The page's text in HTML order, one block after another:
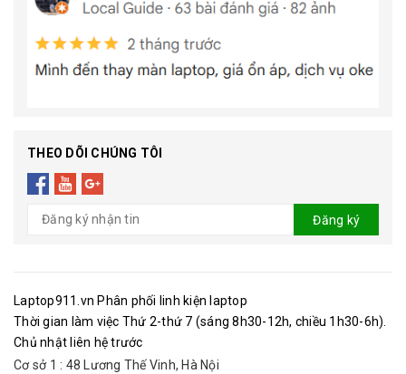
THEO DÕI CHÚNG TÔI
Đăng ký
Laptop911.vn Phân phối linh kiện laptop
Thời gian làm việc Thứ 2-thứ 7 (sáng 8h30-12h, chiều 1h30-6h).
Chủ nhật liên hệ trước
Cơ sở 1 : 48 Lương Thế Vinh, Hà Nội